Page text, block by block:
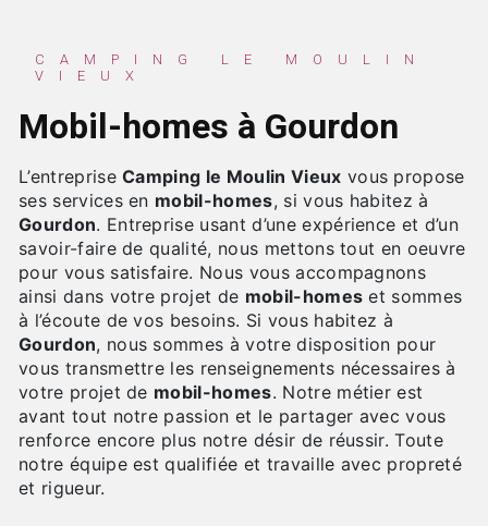
CAMPING LE MOULIN
VIEUX
mobil-homes à Gourdon
L’entrepriseCamping le Moulin Vieux vous propose
ses services en mobil-homes, si vous habitez à
Gourdon. Entreprise usant d’une expérience et d’un
savoir-faire de qualité, nous mettons tout en oeuvre
pour vous satisfaire. Nous vous accompagnons
ainsi dans votre projet de mobil-homes et sommes
à l’écoute de vos besoins. Si vous habitez à
Gourdon, nous sommes à votre disposition pour
vous transmettre les renseignements nécessaires à
votre projet de mobil-homes. Notre métier est
avant tout notre passion et le partager avec vous
renforce encore plus notre désir de réussir. Toute
notre équipe est qualifiée et travaille avec propreté
et rigueur.